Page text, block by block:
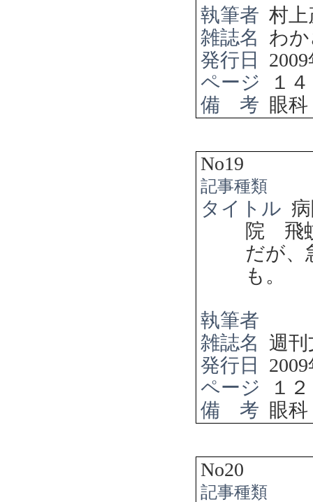
執筆者 村上
雑誌名
わ
発行日
2009
ページ
１
備 考 眼
No19
記事種類
タイトル
院 飛
だが、
も。
執筆者
雑誌名
週刊
発行日
2009
ページ
１
備 考 眼
No20
記事種類